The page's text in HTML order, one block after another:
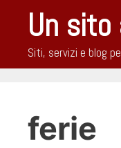
Un sito
Siti, servizi e blog
ferie